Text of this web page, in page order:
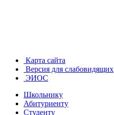
Карта сайта
Версия для слабовидящих
ЭИОС
Школьнику
Абитуриенту
Студенту